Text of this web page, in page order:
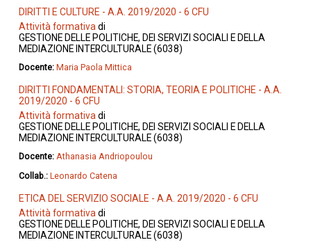
DIRITTI E CULTURE - A.A. 2019/2020 - 6 CFU
Attività formativa di
GESTIONE DELLE POLITICHE, DEI SERVIZI SOCIALI E DELLA
MEDIAZIONE INTERCULTURALE (6038)
Docente:Maria Paola Mittica
DIRITTI FONDAMENTALI: STORIA, TEORIA E POLITICHE - A.A.
2019/2020 - 6 CFU
Attività formativa di
GESTIONE DELLE POLITICHE, DEI SERVIZI SOCIALI E DELLA
MEDIAZIONE INTERCULTURALE (6038)
Docente: Athanasia Andriopoulou
Collab.:Leonardo Catena
ETICA DEL SERVIZIO SOCIALE - A.A. 2019/2020 - 6 CFU
Attività formativa di
GESTIONE DELLE POLITICHE, DEI SERVIZI SOCIALI E DELLA
MEDIAZIONE INTERCULTURALE (6038)